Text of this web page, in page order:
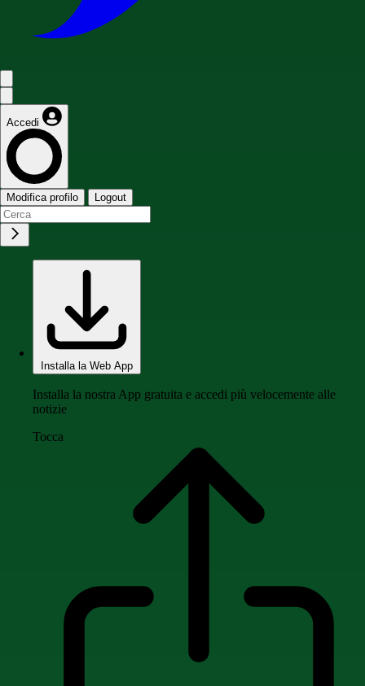
Accedi
Modifica profilo Logout
Installa la Web App
Installa la nostra App gratuita e accedi più velocemente alle
notizie
Tocca